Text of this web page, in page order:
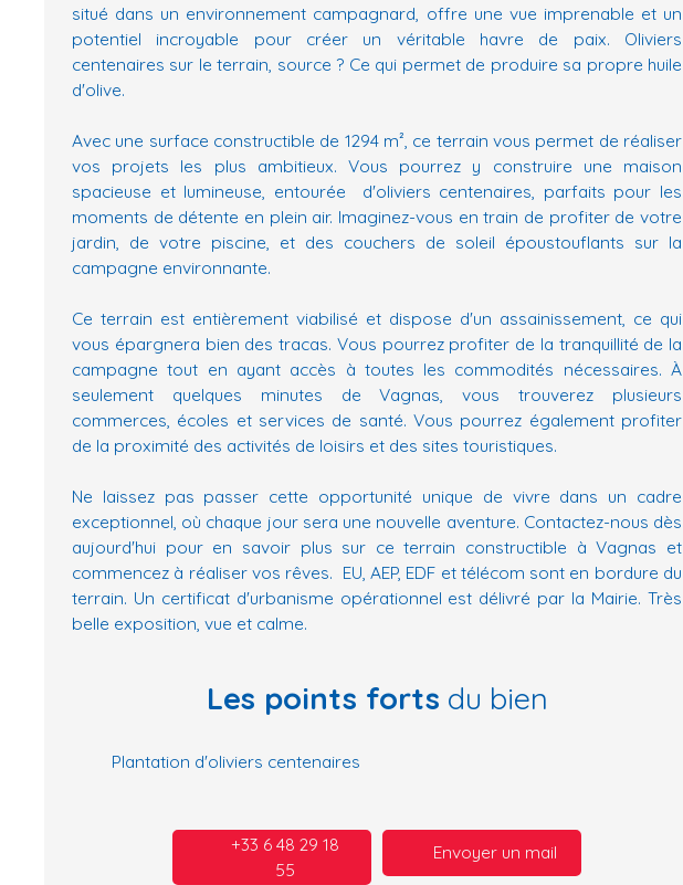
situé dans un environnement campagnard, offre une vue imprenable et un
potentiel incroyable pour créer un véritable havre de paix. Oliviers
centenaires sur le terrain, source ? Ce qui permet de produire sa propre huile
d'olive.
Avec une surface constructible de 1294 m², ce terrain vous permet de réaliser
vos projets les plus ambitieux. Vous pourrez y construire une maison
spacieuse et lumineuse, entourée d'oliviers centenaires, parfaits pour les
moments de détente en plein air. Imaginez-vous en train de profiter de votre
jardin, de votre piscine, et des couchers de soleil époustouflants sur la
campagne environnante.
Ce terrain est entièrement viabilisé et dispose d'un assainissement, ce qui
vous épargnera bien des tracas. Vous pourrez profiter de la tranquillité de la
campagne tout en ayant accès à toutes les commodités nécessaires. À
seulement quelques minutes de Vagnas, vous trouverez plusieurs
commerces, écoles et services de santé. Vous pourrez également profiter
de la proximité des activités de loisirs et des sites touristiques.
Ne laissez pas passer cette opportunité unique de vivre dans un cadre
exceptionnel, où chaque jour sera une nouvelle aventure. Contactez-nous dès
aujourd'hui pour en savoir plus sur ce terrain constructible à Vagnas et
commencez à réaliser vos rêves. EU, AEP, EDF et télécom sont en bordure du
terrain. Un certificat d'urbanisme opérationnel est délivré par la Mairie. Très
belle exposition, vue et calme.
Les points forts du bien
Plantation d'oliviers centenaires
+33 6 48 29 18
55
Envoyer un mail